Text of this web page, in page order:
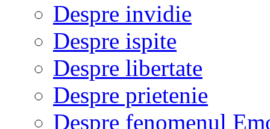
Despre invidie
Despre ispite
Despre libertate
Despre prietenie
Despre fenomenul